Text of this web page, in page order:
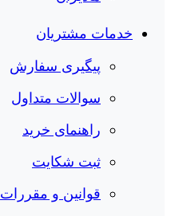
خدمات مشتریان
پیگیری سفارش
سوالات متداول
راهنمای خرید
ثبت شکایت
قوانین و مقررات